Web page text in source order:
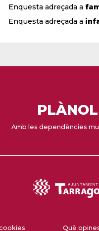
Enquesta adreçada a
Enquesta adreçada a
PLÀNOL
Amb les dependències
Què